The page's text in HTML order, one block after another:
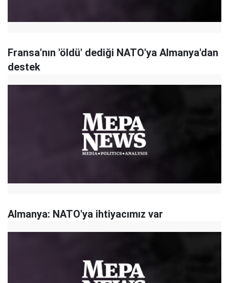
Fransa'nın 'öldü' dediği NATO'ya Almanya'dan
destek
Almanya: NATO'ya ihtiyacımız var